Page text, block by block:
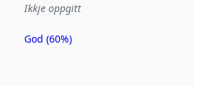
Ikkje oppgitt
Metadatakvalitet
God (60%)